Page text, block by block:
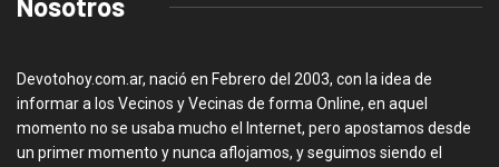
Devotohoy.com.ar, nació en Febrero del 2003, con la idea de
informar a los Vecinos y Vecinas de forma Online, en aquel
momento no se usaba mucho el Internet, pero apostamos desde
un primer momento y nunca aflojamos, y seguimos siendo el